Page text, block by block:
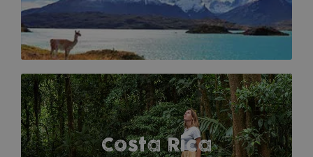
Costa Rica